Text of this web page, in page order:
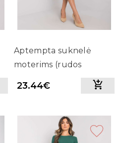
Aptempta suknelė
moterims (rudos
23.44€